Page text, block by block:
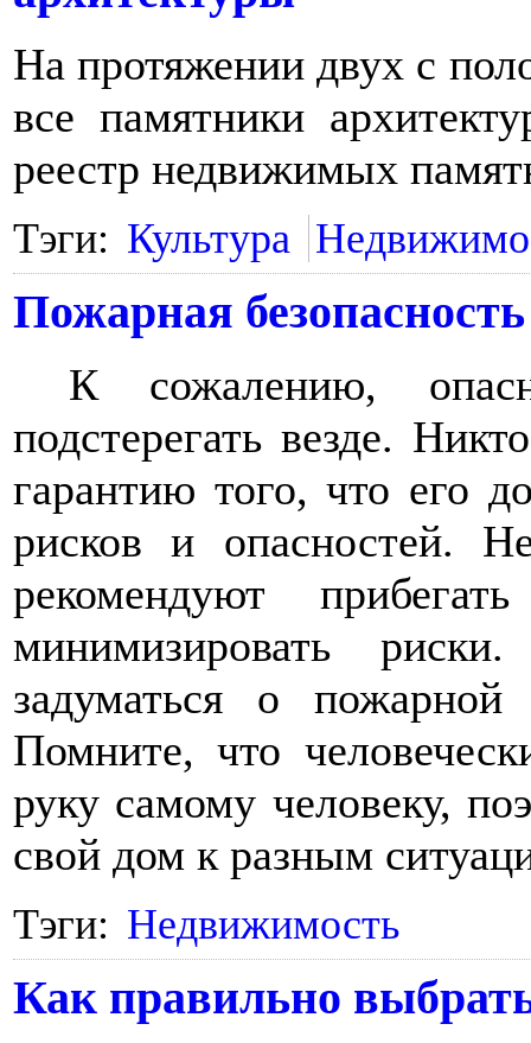
На протяжении двух с
все памятники
реестр недвижимых
Тэги: Культура
Пожарная
К сожалению,
подстерегать везде.
гарантию того, что его
рисков и опасностей.
рекомендуют
минимизировать
задуматься о
Помните, что
руку самому человеку,
свой дом к разным
Тэги: Недвижимость
Как правильно